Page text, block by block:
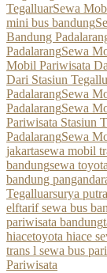
TegalluarSewa
mini bus bandung
Bandung
PadalarangSewa
Mobil Pariwisata
Dari Stasiun
PadalarangSewa
PadalarangSewa
Pariwisata Stasiun
PadalarangSewa
jakartasewa mobil
bandungsewa
bandung
Tegalluarsurya
elftarif sewa bus
pariwisata bandung
hiacetoyota hiace
trans l sewa bus
Pariwisata